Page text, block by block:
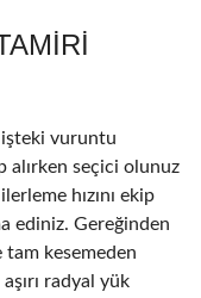
işteki vuruntu
alırken seçici olunuz
hızını ekip
ediniz. Gereğinden
tam kesemeden
radyal yük